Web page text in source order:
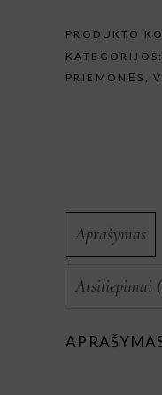
kiekis
PRODUKTO
PRIEMONĖS ,
Aprašymas
Atsiliepimai